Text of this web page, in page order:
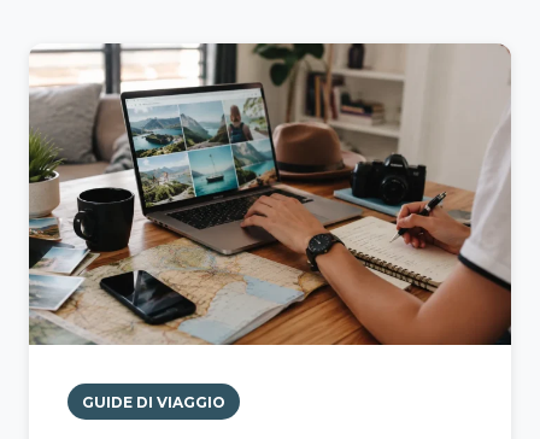
GUIDE DI VIAGGIO